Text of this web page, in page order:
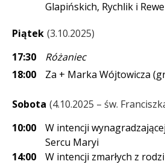
Glapińskich, Rychlik i
Piątek 3.10.2025
17:30
Różaniec
18:00
Za + Marka Wójtowicza
Sobota 4.10.2025 – św.
10:00
W intencji
Sercu Maryi
14:00
W intencji zmarłych z